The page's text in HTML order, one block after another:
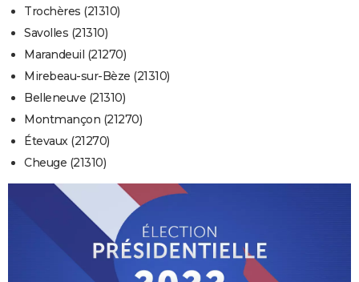
Trochères (21310)
Savolles (21310)
Marandeuil (21270)
Mirebeau-sur-Bèze (21310)
Belleneuve (21310)
Montmançon (21270)
Étevaux (21270)
Cheuge (21310)